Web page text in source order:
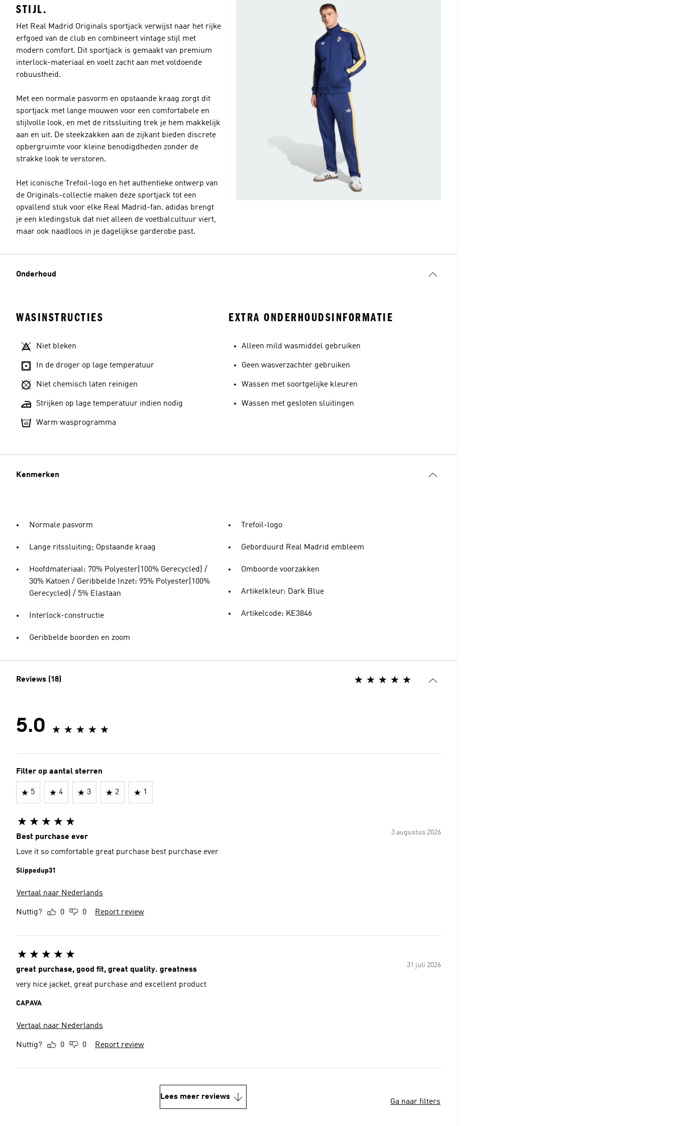
STIJL.
Het Real Madrid Originals sportjack verwijst naar het rijke
erfgoed van de club en combineert vintage stijl met
modern comfort. Dit sportjack is gemaakt van premium
interlock-materiaal en voelt zacht aan met voldoende
robuustheid.
Met een normale pasvorm en opstaande kraag zorgt dit
sportjack met lange mouwen voor een comfortabele en
stijlvolle look, en met de ritssluiting trek je hem makkelijk
aan en uit. De steekzakken aan de zijkant bieden discrete
opbergruimte voor kleine benodigdheden zonder de
strakke look te verstoren.
Het iconische Trefoil-logo en het authentieke ontwerp van
de Originals-collectie maken deze sportjack tot een
opvallend stuk voor elke Real Madrid-fan. adidas brengt
je een kledingstuk dat niet alleen de voetbalcultuur viert,
maar ook naadloos in je dagelijkse garderobe past.
Onderhoud
WASINSTRUCTIES
Niet bleken
In de droger op lage temperatuur
Niet chemisch laten reinigen
Strijken op lage temperatuur indien nodig
Warm wasprogramma
EXTRA ONDERHOUDSINFORMATIE
Alleen mild wasmiddel gebruiken
Geen wasverzachter gebruiken
Wassen met soortgelijke kleuren
Wassen met gesloten sluitingen
Kenmerken
Normale pasvorm
Lange ritssluiting; Opstaande kraag
Hoofdmateriaal: 70% Polyester(100% Gerecycled) /
30% Katoen / Geribbelde Inzet: 95% Polyester(100%
Gerecycled) / 5% Elastaan
Interlock-constructie
Geribbelde boorden en zoom
Trefoil-logo
Geborduurd Real Madrid embleem
Omboorde voorzakken
Artikelkleur: Dark Blue
Artikelcode: KE3846
Reviews (18)
5.0
Filter op aantal sterren
5 4 3 2 1
3 augustus 2026
Best purchase ever
Love it so comfortable great purchase best purchase ever
Slippedup31
Vertaal naar Nederlands
Nuttig? 0 0 Report review
31 juli 2026
great purchase, good fit, great quality. greatness
very nice jacket, great purchase and excellent product
CAPAVA
Vertaal naar Nederlands
Nuttig? 0 0 Report review
Lees meer reviews
Ga naar filters